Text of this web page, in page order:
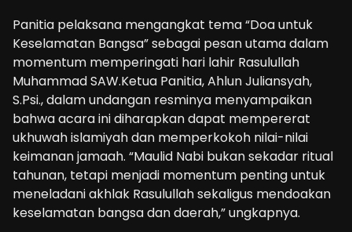
Panitia pelaksana mengangkat tema “Doa untuk
Keselamatan Bangsa” sebagai pesan utama dalam
momentum memperingati hari lahir Rasulullah
Muhammad SAW.Ketua Panitia, Ahlun Juliansyah,
S.Psi., dalam undangan resminya menyampaikan
bahwa acara ini diharapkan dapat mempererat
ukhuwah islamiyah dan memperkokoh nilai-nilai
keimanan jamaah. “Maulid Nabi bukan sekadar ritual
tahunan, tetapi menjadi momentum penting untuk
meneladani akhlak Rasulullah sekaligus mendoakan
keselamatan bangsa dan daerah,” ungkapnya.